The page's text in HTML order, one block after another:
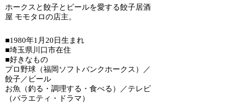
ホークスと餃子とビールを愛する餃子居酒
屋 モモタロの店主。
■1980年1月20日生まれ
■埼玉県川口市在住
■好きなもの
プロ野球（福岡ソフトバンクホークス）／
餃子／ビール
お魚（釣る・調理する・食べる）／テレビ
（バラエティ・ドラマ）